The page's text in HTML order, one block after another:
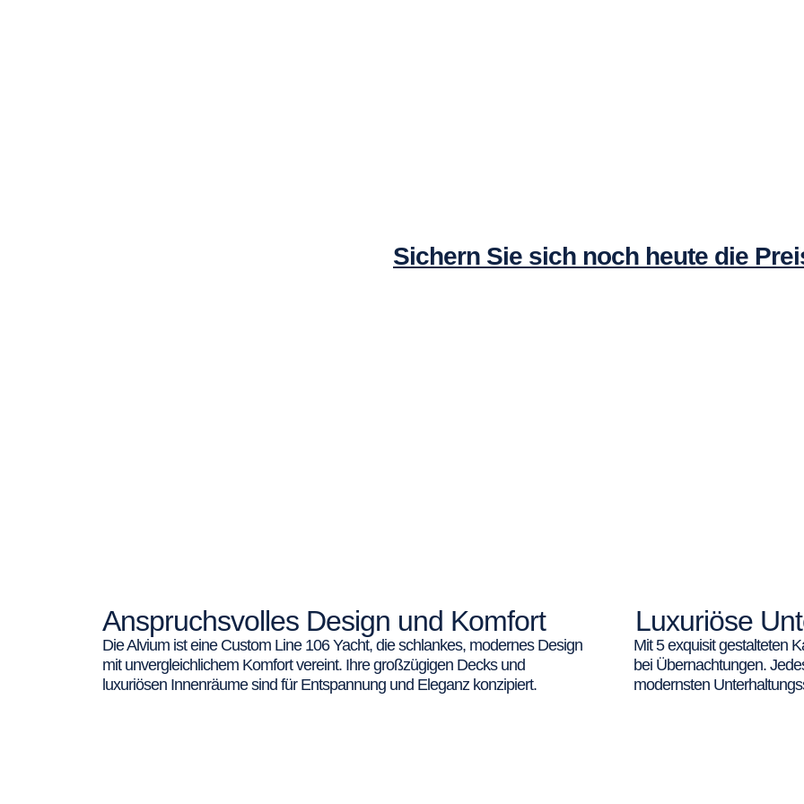
Sichern Sie sich noch heute die
Anspruchsvolles Design und Komfort Luxuriöse
Die Alvium ist eine Custom Line 106 Yacht, die schlankes, modernes Design
mit unvergleichlichem Komfort vereint. Ihre großzügigen Decks und
luxuriösen Innenräume sind für Entspannung und Eleganz konzipiert.
Mit 5 exquisit gestalteten
bei Übernachtungen.
modernsten